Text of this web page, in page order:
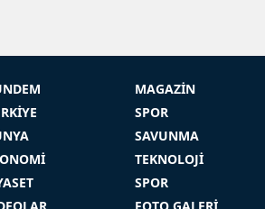
MAGAZİN
SPOR
SAVUNMA
TEKNOLOJİ
SPOR
FOTO GALERİ